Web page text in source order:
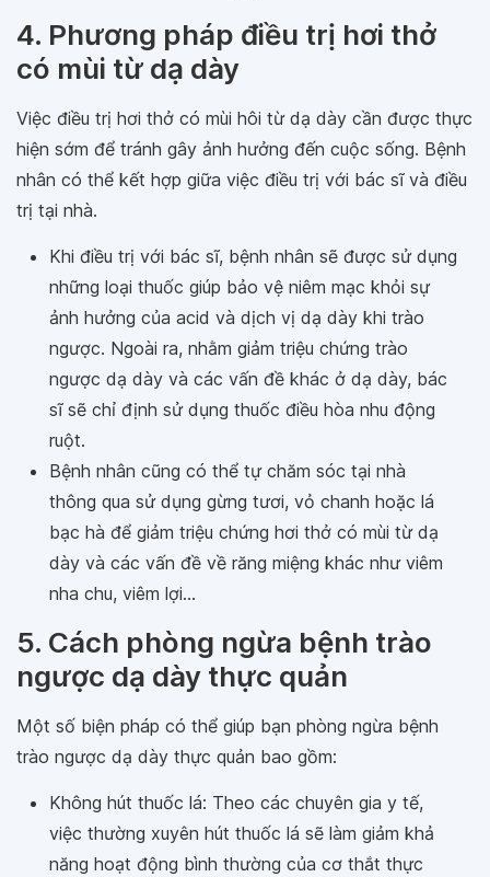
4. Phương pháp điều trị hơi thở
có mùi từ dạ dày
Việc điều trị hơi thở có mùi hôi từ dạ dày cần được thực
hiện sớm để tránh gây ảnh hưởng đến cuộc sống. Bệnh
nhân có thể kết hợp giữa việc điều trị với bác sĩ và điều
trị tại nhà.
Khi điều trị với bác sĩ, bệnh nhân sẽ được sử dụng
những loại thuốc giúp bảo vệ niêm mạc khỏi sự
ảnh hưởng của acid và dịch vị dạ dày khi trào
ngược. Ngoài ra, nhằm giảm triệu chứng trào
ngược dạ dày và các vấn đề khác ở dạ dày, bác
sĩ sẽ chỉ định sử dụng thuốc điều hòa nhu động
ruột.
Bệnh nhân cũng có thể tự chăm sóc tại nhà
thông qua sử dụng gừng tươi, vỏ chanh hoặc lá
bạc hà để giảm triệu chứng hơi thở có mùi từ dạ
dày và các vấn đề về răng miệng khác như viêm
nha chu, viêm lợi…
5. Cách phòng ngừa bệnh trào
ngược dạ dày thực quản
Một số biện pháp có thể giúp bạn phòng ngừa bệnh
trào ngược dạ dày thực quản bao gồm:
Không hút thuốc lá: Theo các chuyên gia y tế,
việc thường xuyên hút thuốc lá sẽ làm giảm khả
năng hoạt động bình thường của cơ thắt thực